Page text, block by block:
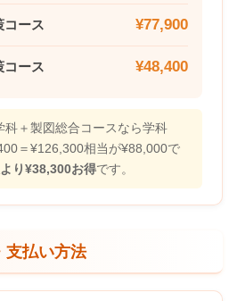
コース ¥77,900
コース ¥48,400
科＋製図総合コースなら学科
＝¥126,300相当が¥88,000で
り¥38,300お得です。
支払い方法